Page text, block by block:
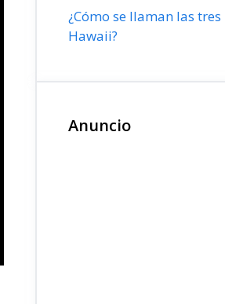
¿Cómo se llaman las
Hawaii?
Anuncio